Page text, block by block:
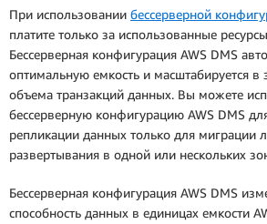
При использовании бессерверной
платите только за использованные
Бессерверная конфигурация AWS DMS
оптимальную емкость и масштабируется в
объема транзакций данных. Вы можете
бессерверную конфигурацию AWS DMS
репликации данных только для миграции
развертывания в одной или нескольких
Бессерверная конфигурация AWS DMS
способность данных в единицах емкости